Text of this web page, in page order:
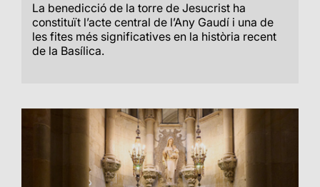
La benedicció de la torre de Jesucrist ha
constituït l’acte central de l’Any Gaudí i una de
les fites més significatives en la història recent
de la Basílica.